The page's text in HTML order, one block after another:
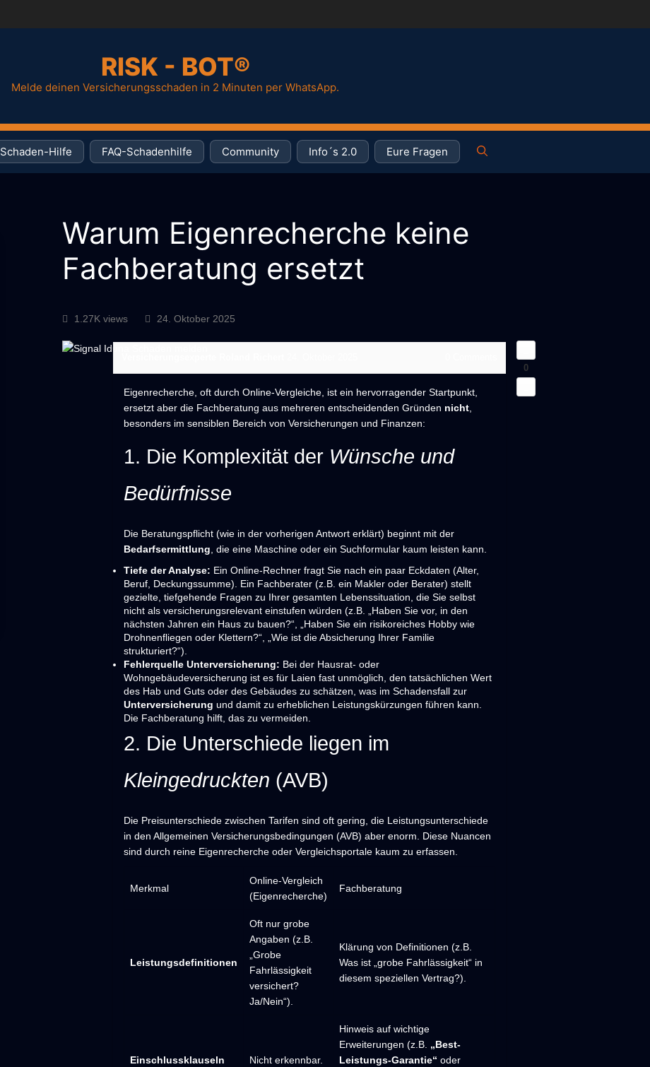
RISK - BOT®
Melde deinen Versicherungsschaden in 2 Minuten per WhatsApp.
Schaden-Hilfe FAQ-Schadenhilfe Community Info´s 2.0 Eure Fragen
Warum Eigenrecherche keine
Fachberatung ersetzt
1.27K views 24. Oktober 2025
0
Eigenrecherche, oft durch Online-Vergleiche, ist ein hervorragender Startpunkt,
ersetzt aber die Fachberatung aus mehreren entscheidenden Gründen nicht
besonders im sensiblen Bereich von Versicherungen und Finanzen:
1. Die Komplexität der Wünsche und
Bedürfnisse
Die Beratungspflicht (wie in der vorherigen Antwort erklärt) beginnt mit der
Bedarfsermittlung , die eine Maschine oder ein Suchformular kaum leisten kann.
Tiefe der Analyse: Ein Online-Rechner fragt Sie nach ein paar Eckdaten (Alter,
Beruf, Deckungssumme). Ein Fachberater (z.B. ein Makler oder Berater) stellt
gezielte, tiefgehende Fragen zu Ihrer gesamten Lebenssituation, die Sie selbst
nicht als versicherungsrelevant einstufen würden (z.B. „Haben Sie vor, in den
nächsten Jahren ein Haus zu bauen?“, „Haben Sie ein risikoreiches Hobby wie
Drohnenfliegen oder Klettern?“, „Wie ist die Absicherung Ihrer Familie
strukturiert?“).
Fehlerquelle Unterversicherung: Bei der Hausrat- oder
Wohngebäudeversicherung ist es für Laien fast unmöglich, den tatsächlichen Wert
des Hab und Guts oder des Gebäudes zu schätzen, was im Schadensfall zur
Unterversicherung und damit zu erheblichen Leistungskürzungen führen kann.
Die Fachberatung hilft, das zu vermeiden.
2. Die Unterschiede liegen im
Kleingedruckten (AVB)
Die Preisunterschiede zwischen Tarifen sind oft gering, die Leistungsunterschiede
in den Allgemeinen Versicherungsbedingungen (AVB) aber enorm. Diese Nuancen
sind durch reine Eigenrecherche oder Vergleichsportale kaum zu erfassen.
Merkmal
Online-Vergleich
(Eigenrecherche)
Fachberatung
Leistungsdefinitionen
Oft nur grobe
Angaben (z.B.
„Grobe
Fahrlässigkeit
versichert?
Ja/Nein“).
Klärung von Definitionen (z.B.
Was ist „grobe Fahrlässigkeit“ in
diesem speziellen Vertrag?).
Einschlussklauseln Nicht erkennbar.
Hinweis auf wichtige
Erweiterungen (z.B. „Best-
Leistungs-Garantie“ oder